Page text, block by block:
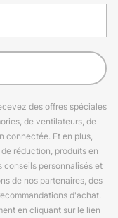
des offres spéciales
de ventilateurs, de
connectée. Et en plus,
réduction, produits en
conseils personnalisés et
de nos partenaires, des
d'achat.
en cliquant sur le lien